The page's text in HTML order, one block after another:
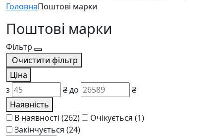
ГоловнаПоштові марки
Поштові марки
Фільтр
Очистити фільтр
Ціна
з
₴до
₴
Наявність
В наявності (262) Очікується (1)
Закінчується (24)